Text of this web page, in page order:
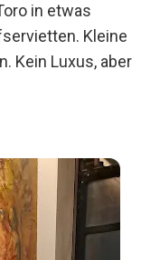
in etwas
Kleine
Kein Luxus, aber